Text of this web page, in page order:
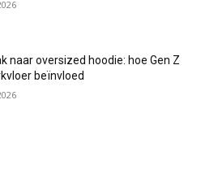
naar oversized hoodie: hoe Gen Z
beïnvloed